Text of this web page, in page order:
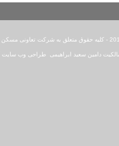
دامین سعید ابراهیمی طراحی وب